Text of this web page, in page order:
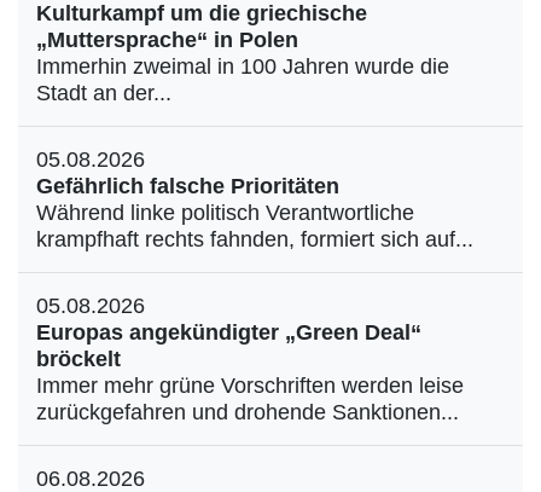
Kulturkampf um die griechische
„Muttersprache“ in Polen
Immerhin zweimal in 100 Jahren wurde die
Stadt an der...
05.08.2026
Gefährlich falsche Prioritäten
Während linke politisch Verantwortliche
krampfhaft rechts fahnden, formiert sich auf...
05.08.2026
Europas angekündigter „Green Deal“
bröckelt
Immer mehr grüne Vorschriften werden leise
zurückgefahren und drohende Sanktionen...
06.08.2026